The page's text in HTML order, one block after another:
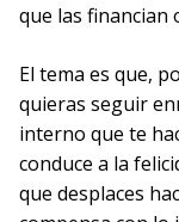
que las financian
El tema es que,
quieras seguir
interno que te
conduce a la
que desplaces